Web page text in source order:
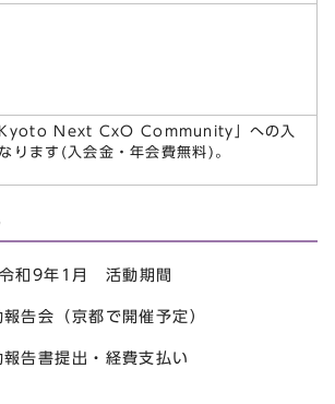
Kyoto Next CxO Community」への入
ります(入会金・年会費無料)。
和9年1月 活動期間
告会（京都で開催予定）
告書提出・経費支払い